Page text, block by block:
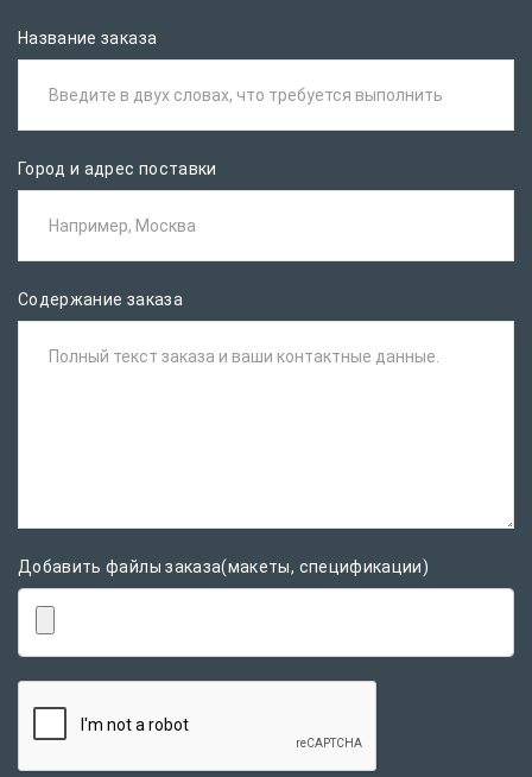
Название заказа
Введите в двух словах, что требуется выполнить
Город и адрес поставки
Например, Москва
Содержание заказа
Полный текст заказа и ваши контактные данные.
Добавить файлы заказа(макеты, спецификации)